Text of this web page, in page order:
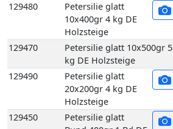
129480
Petersilie glatt
10x400gr 4 kg DE
Holzsteige
129470
Petersilie glatt 10x500gr 5
kg DE Holzsteige
129490
Petersilie glatt
20x200gr 4 kg DE
Holzsteige
129450
Petersilie glatt